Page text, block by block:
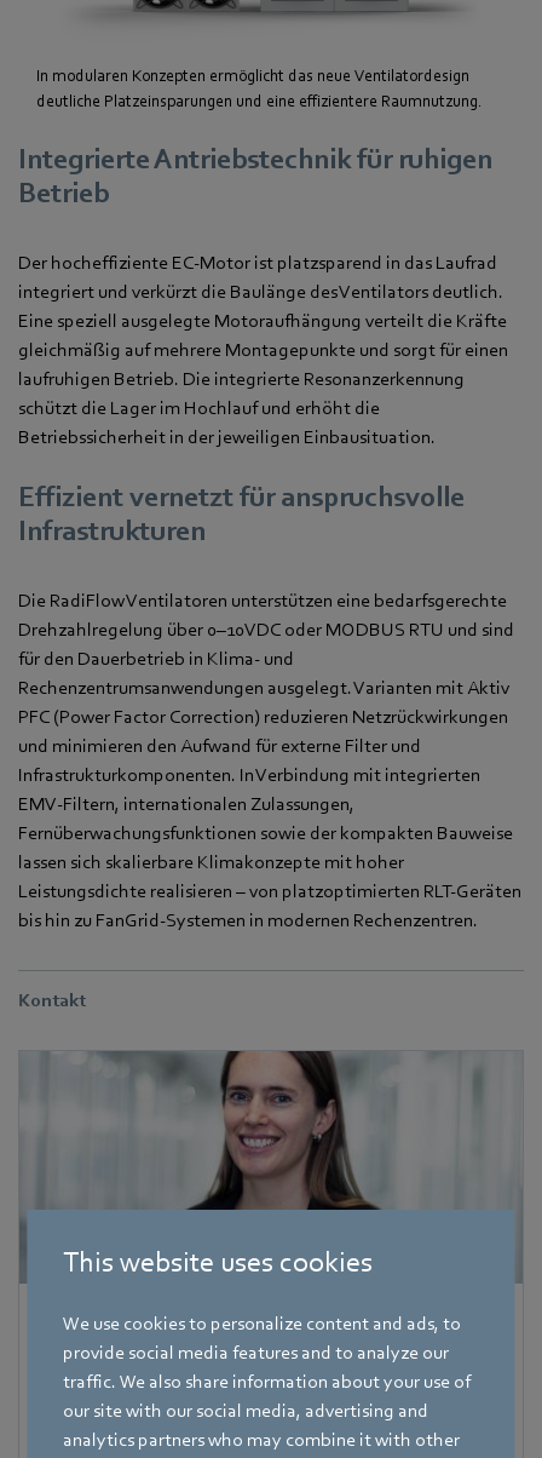
This website uses cookies
We use cookies to personalize content and ads, to
provide social media features and to analyze our
traffic. We also share information about your use of
our site with our social media, advertising and
analytics partners who may combine it with other
In modularen Konzepten ermöglicht das neue Ventilatordesign
deutliche Platzeinsparungen und eine effizientere Raumnutzung.
Integrierte Antriebstechnik für ruhigen
Betrieb
Der hocheffiziente EC‑Motor ist platzsparend in das Laufrad
integriert und verkürzt die Baulänge des Ventilators deutlich.
Eine speziell ausgelegte Motoraufhängung verteilt die Kräfte
gleichmäßig auf mehrere Montagepunkte und sorgt für einen
laufruhigen Betrieb. Die integrierte Resonanzerkennung
schützt die Lager im Hochlauf und erhöht die
Betriebssicherheit in der jeweiligen Einbausituation.
Effizient vernetzt für anspruchsvolle
Infrastrukturen
Die RadiFlow Ventilatoren unterstützen eine bedarfsgerechte
Drehzahlregelung über 0–10 VDC oder MODBUS RTU und sind
für den Dauerbetrieb in Klima‑ und
Rechenzentrumsanwendungen ausgelegt. Varianten mit Aktiv
PFC (Power Factor Correction) reduzieren Netzrückwirkungen
und minimieren den Aufwand für externe Filter und
Infrastrukturkomponenten. In Verbindung mit integrierten
EMV‑Filtern, internationalen Zulassungen,
Fernüberwachungsfunktionen sowie der kompakten Bauweise
lassen sich skalierbare Klimakonzepte mit hoher
Leistungsdichte realisieren – von platzoptimierten RLT‑Geräten
bis hin zu FanGrid‑Systemen in modernen Rechenzentren.
Kontakt
Corinna Schittenhelm
Referentin Fachpresse
Adresse
Amtstraße 85,74673 Mulfingen - Hollenbach,